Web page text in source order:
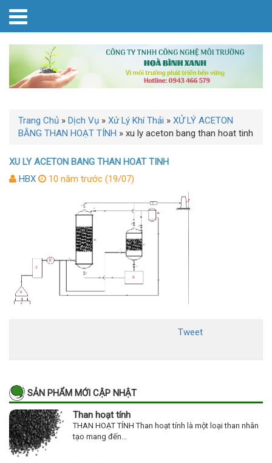
Trang Chủ » Dịch Vụ » Xử Lý Khí Thải » XỬ LÝ ACETON
BẰNG THAN HOẠT TÍNH » xu ly aceton bang than hoat tinh
XU LY ACETON BANG THAN HOAT TINH
HBX
10 năm trước (19/07)
Tweet
SẢN PHẨM MỚI CẬP NHẬT
Than hoạt tính
THAN HOẠT TÍNH Than hoạt tính là một loại than nhân
tạo mang đến...